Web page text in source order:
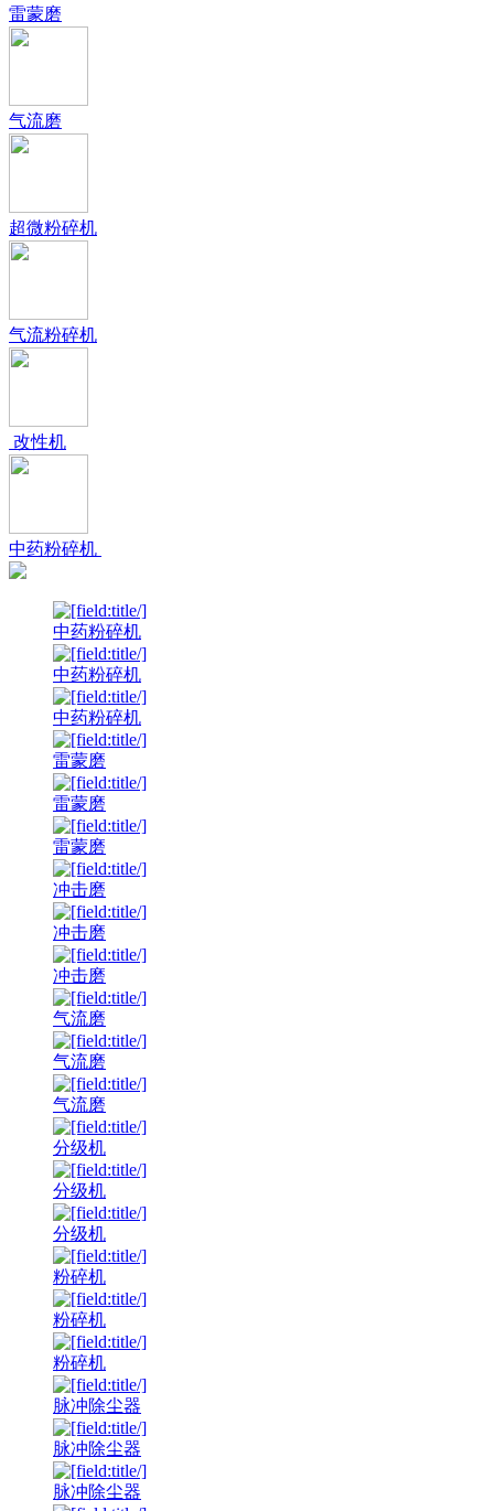
雷蒙磨
气流磨
超微粉碎机
气流粉碎机
改性机
中药粉碎机
中药粉碎机
中药粉碎机
中药粉碎机
雷蒙磨
雷蒙磨
雷蒙磨
冲击磨
冲击磨
冲击磨
气流磨
气流磨
气流磨
分级机
分级机
分级机
粉碎机
粉碎机
粉碎机
脉冲除尘器
脉冲除尘器
脉冲除尘器